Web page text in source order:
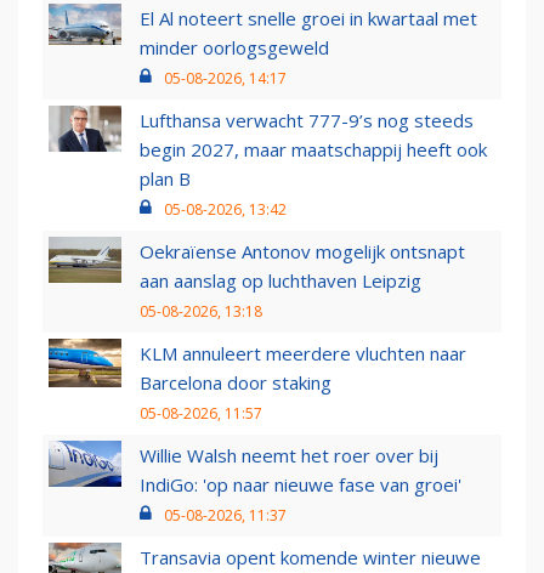
El Al noteert snelle groei in kwartaal met
minder oorlogsgeweld
05-08-2026, 14:17
Lufthansa verwacht 777-9’s nog steeds
begin 2027, maar maatschappij heeft ook
plan B
05-08-2026, 13:42
Oekraïense Antonov mogelijk ontsnapt
aan aanslag op luchthaven Leipzig
05-08-2026, 13:18
KLM annuleert meerdere vluchten naar
Barcelona door staking
05-08-2026, 11:57
Willie Walsh neemt het roer over bij
IndiGo: 'op naar nieuwe fase van groei'
05-08-2026, 11:37
Transavia opent komende winter nieuwe